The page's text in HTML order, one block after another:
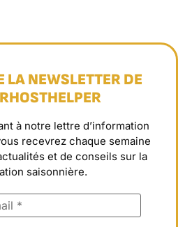
LA NEWSLETTER DE
à notre lettre d’information
recevrez chaque semaine
et de conseils sur la
saisonnière.